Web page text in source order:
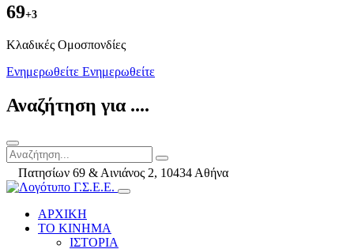
69+3
Kλαδικές Ομοσπονδίες
Ενημερωθείτε Ενημερωθείτε
Αναζήτηση για ....
Πατησίων 69 & Αινιάνος 2, 10434 Αθήνα
ΑΡΧΙΚΗ
ΤΟ ΚΙΝΗΜΑ
ΙΣΤΟΡΙΑ